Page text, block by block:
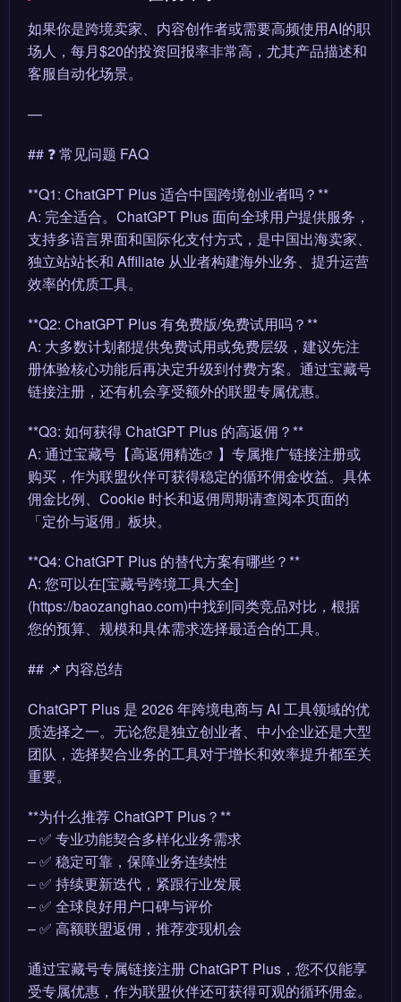
如果你是跨境卖家、内容创作者或需要高频使用AI的职
场人，每月$20的投资回报率非常高，尤其产品描述和
客服自动化场景。
—
## ❓ 常见问题 FAQ
**Q1: ChatGPT Plus 适合中国跨境创业者吗？**
A: 完全适合。ChatGPT Plus 面向全球用户提供服务，
支持多语言界面和国际化支付方式，是中国出海卖家、
独立站站长和 Affiliate 从业者构建海外业务、提升运营
效率的优质工具。
**Q2: ChatGPT Plus 有免费版/免费试用吗？**
A: 大多数计划都提供免费试用或免费层级，建议先注
册体验核心功能后再决定升级到付费方案。通过宝藏号
链接注册，还有机会享受额外的联盟专属优惠。
**Q3: 如何获得 ChatGPT Plus 的高返佣？**
A: 通过宝藏号【高返佣精选
】专属推广链接注册或
购买，作为联盟伙伴可获得稳定的循环佣金收益。具体
佣金比例、Cookie 时长和返佣周期请查阅本页面的
「定价与返佣」板块。
**Q4: ChatGPT Plus 的替代方案有哪些？**
A: 您可以在[宝藏号跨境工具大全]
(https://baozanghao.com)中找到同类竞品对比，根据
您的预算、规模和具体需求选择最适合的工具。
## 📌 内容总结
ChatGPT Plus 是 2026 年跨境电商与 AI 工具领域的优
质选择之一。无论您是独立创业者、中小企业还是大型
团队，选择契合业务的工具对于增长和效率提升都至关
重要。
**为什么推荐 ChatGPT Plus？**
– ✅ 专业功能契合多样化业务需求
– ✅ 稳定可靠，保障业务连续性
– ✅ 持续更新迭代，紧跟行业发展
– ✅ 全球良好用户口碑与评价
– ✅ 高额联盟返佣，推荐变现机会
通过宝藏号专属链接注册 ChatGPT Plus，您不仅能享
受专属优惠，作为联盟伙伴还可获得可观的循环佣金。